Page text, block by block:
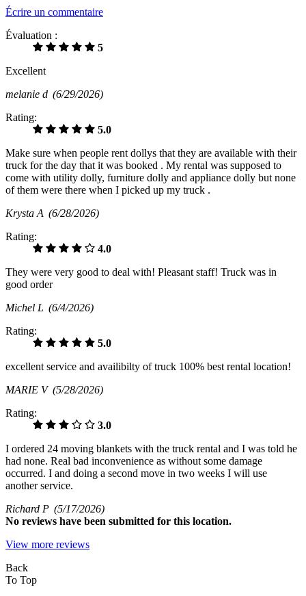
Écrire un commentaire
Évaluation :
5
Excellent
melanie d (6/29/2026)
Rating:
5.0
Make sure when people rent dollys that they are available with their
truck for the day that it was booked . My rental was supposed to
come with utility dolly, furniture dolly and appliance dolly but none
of them were there when I picked up my truck .
Krysta A (6/28/2026)
Rating:
4.0
They were very good to deal with! Pleasant staff! Truck was in
good order
Michel L (6/4/2026)
Rating:
5.0
excellent service and availibilty of truck 100% best rental location!
MARIE V (5/28/2026)
Rating:
3.0
I ordered 24 moving blankets with the truck rental and I was told he
had none. Real bad inconvenience as without some damage
occurred. I and doing a second move in two weeks I will use
another service.
Richard P (5/17/2026)
No reviews have been submitted for this location.
View more reviews
Back
To Top